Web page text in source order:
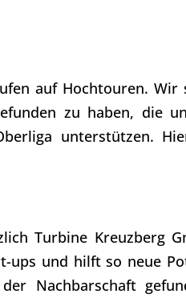
auf Hochtouren.
zu haben, die
unterstützen.
Turbine Kreuzberg
ups und hilft so neue
Nachbarschaft